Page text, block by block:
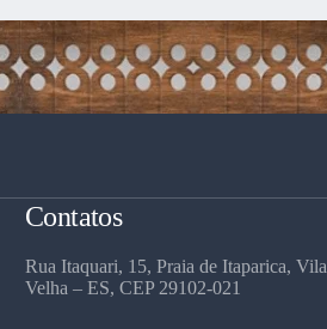
Contatos
Rua Itaquari, 15, Praia de Itaparica, Vila
Velha – ES, CEP 29102-021